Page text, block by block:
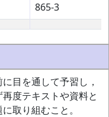
865-3
目を通して予習し，
度テキストや資料と
取り組むこと。